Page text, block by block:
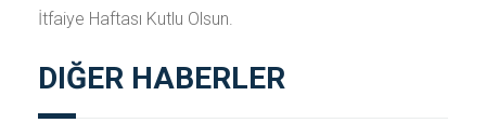
İtfaiye Haftası Kutlu Olsun.
DIĞER HABERLER